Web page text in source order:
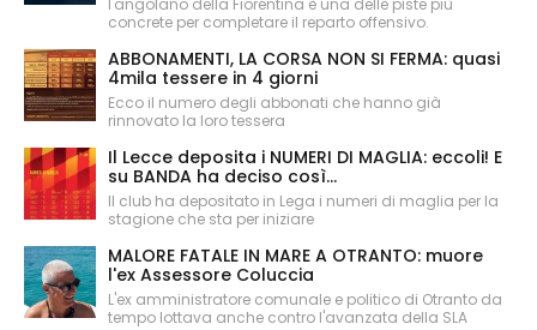
l'angolano della Fiorentina è una delle piste più
concrete per completare il reparto offensivo.
ABBONAMENTI, LA CORSA NON SI FERMA: quasi
4mila tessere in 4 giorni
Ecco il numero degli abbonati che hanno già
rinnovato la loro tessera
Il Lecce deposita i NUMERI DI MAGLIA: eccoli! E
su BANDA ha deciso così...
Il club ha depositato in Lega i numeri di maglia per la
stagione che sta per iniziare
MALORE FATALE IN MARE A OTRANTO: muore
l'ex Assessore Coluccia
L'ex amministratore comunale e politico di Otranto da
tempo lottava anche contro l'avanzata della SLA